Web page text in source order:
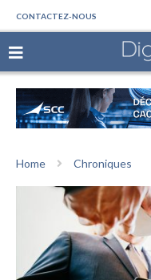
CONTACTEZ-NOUS
Home Chroniques